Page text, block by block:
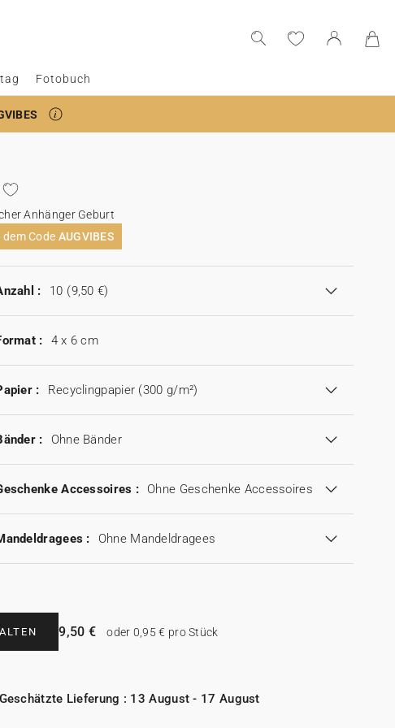
Fotobuch
Anhänger Geburt
dem Code AUGVIBES
: 10 (9,50 €)
: 4 x 6 cm
: Recyclingpapier (300 g/m²)
: Ohne Bänder
Accessoires : Ohne Geschenke Accessoires
: Ohne Mandeldragees
9,50 € oder 0,95 € pro Stück
Geschätzte Lieferung : 13 August - 17 August